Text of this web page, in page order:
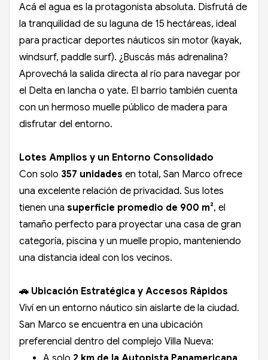
Acá el agua es la protagonista absoluta. Disfrutá de
la tranquilidad de su laguna de 15 hectáreas, ideal
para practicar deportes náuticos sin motor (kayak,
windsurf, paddle surf). ¿Buscás más adrenalina?
Aprovechá la salida directa al río para navegar por
el Delta en lancha o yate. El barrio también cuenta
con un hermoso muelle público de madera para
disfrutar del entorno.
Lotes Amplios y un Entorno Consolidado
Con solo 357 unidades en total, San Marco ofrece
una excelente relación de privacidad. Sus lotes
tienen una superficie promedio de 900 m², el
tamaño perfecto para proyectar una casa de gran
categoría, piscina y un muelle propio, manteniendo
una distancia ideal con los vecinos.
🚗 Ubicación Estratégica y Accesos Rápidos
Viví en un entorno náutico sin aislarte de la ciudad.
San Marco se encuentra en una ubicación
preferencial dentro del complejo Villa Nueva: